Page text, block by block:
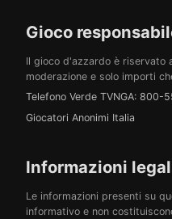
Gioco
Il gioco d'azzardo è riservato
moderazione e solo importi
Telefono Verde TVNGA: 800-
Giocatori Anonimi Italia
Informazioni
Le informazioni presenti su
informativo e non